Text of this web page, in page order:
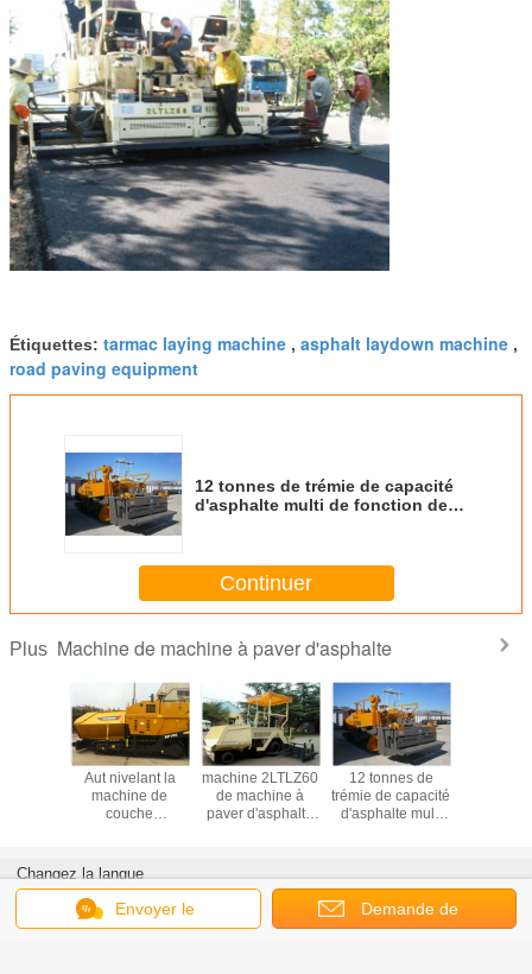
Étiquettes: tarmac laying machine , asphalt laydown machine ,
road paving equipment
12 tonnes de trémie de capacité
d'asphalte multi de fonction de
Continuer
Plus Machine de machine à paver d'asphalte
a
Aut nivelant la
machine de
couche
pavage concrètes
d'asphalte de
largeur de 7.5m
machine 2LTLZ60
de machine à
paver d'asphalte
diesel de
12 tonnes de
trémie de capacité
d'asphalte multi
de
Envoyer le Demande de
Changez la langue